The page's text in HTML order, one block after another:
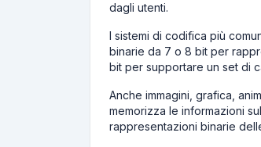
dagli utenti.
I sistemi di codifica più
binarie da 7 o 8 bit per
bit per supportare un set di
Anche immagini, grafica,
memorizza le informazioni
rappresentazioni binarie